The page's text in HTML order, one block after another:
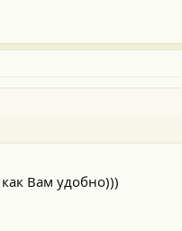
Вам удобно)))